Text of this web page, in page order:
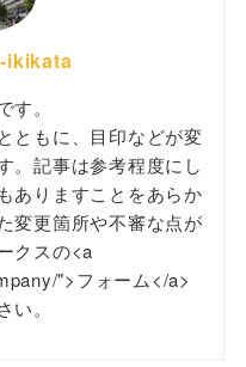
ikikata
。
ともに、目印などが変
。記事は参考程度にし
ありますことをあらか
変更箇所や不審な点が
クスの<a
">フォーム</a>
。